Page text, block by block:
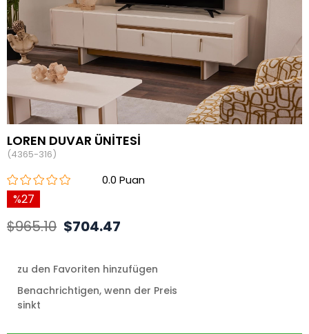
LOREN DUVAR ÜNİTESİ
(4365-316)
0.0
27
$965.10 $704.47
zu den Favoriten hinzufügen
Benachrichtigen, wenn der Preis
sinkt